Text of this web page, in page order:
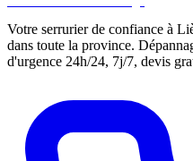
Votre serrurier de confiance à
dans toute la province.
d'urgence 24h/24, 7j/7, devis